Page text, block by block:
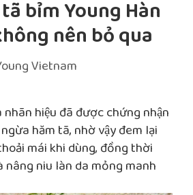
bỉm Young Hàn
nên bỏ qua
Vietnam
nhãn hiệu đã được chứng nhận
hăm tã, nhờ vậy đem lại
mái khi dùng, đồng thời
nâng niu làn da mỏng manh